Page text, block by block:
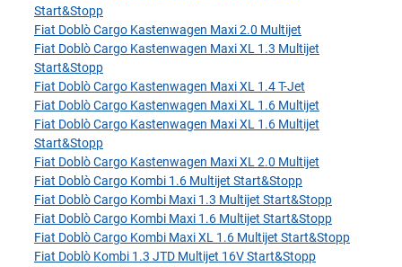
Start&Stopp
Fiat Doblò Cargo Kastenwagen Maxi 2.0 Multijet
Fiat Doblò Cargo Kastenwagen Maxi XL 1.3 Multijet
Start&Stopp
Fiat Doblò Cargo Kastenwagen Maxi XL 1.4 T-Jet
Fiat Doblò Cargo Kastenwagen Maxi XL 1.6 Multijet
Fiat Doblò Cargo Kastenwagen Maxi XL 1.6 Multijet
Start&Stopp
Fiat Doblò Cargo Kastenwagen Maxi XL 2.0 Multijet
Fiat Doblò Cargo Kombi 1.6 Multijet Start&Stopp
Fiat Doblò Cargo Kombi Maxi 1.3 Multijet Start&Stopp
Fiat Doblò Cargo Kombi Maxi 1.6 Multijet Start&Stopp
Fiat Doblò Cargo Kombi Maxi XL 1.6 Multijet Start&Stopp
Fiat Doblò Kombi 1.3 JTD Multijet 16V Start&Stopp